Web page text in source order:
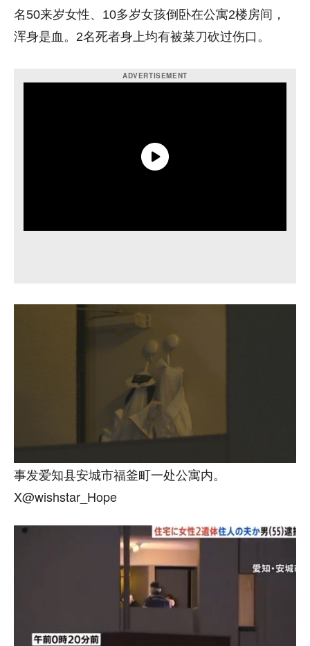
名50来岁女性、10多岁女孩倒卧在公寓2楼房间，
浑身是血。2名死者身上均有被菜刀砍过伤口。
事发爱知县安城市福釜町一处公寓内。
X@wishstar_Hope